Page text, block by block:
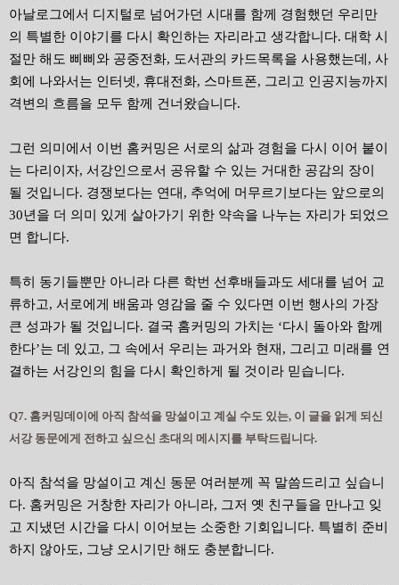
아날로그에서 디지털로 넘어가던 시대를 함께 경험했던 우리만
의 특별한 이야기를 다시 확인하는 자리라고 생각합니다. 대학 시
절만 해도 삐삐와 공중전화, 도서관의 카드목록을 사용했는데, 사
회에 나와서는 인터넷, 휴대전화, 스마트폰, 그리고 인공지능까지
격변의 흐름을 모두 함께 건너왔습니다.
그런 의미에서 이번 홈커밍은 서로의 삶과 경험을 다시 이어 붙이
는 다리이자, 서강인으로서 공유할 수 있는 거대한 공감의 장이
될 것입니다. 경쟁보다는 연대, 추억에 머무르기보다는 앞으로의
30년을 더 의미 있게 살아가기 위한 약속을 나누는 자리가 되었으
면 합니다.
특히 동기들뿐만 아니라 다른 학번 선후배들과도 세대를 넘어 교
류하고, 서로에게 배움과 영감을 줄 수 있다면 이번 행사의 가장
큰 성과가 될 것입니다. 결국 홈커밍의 가치는 ‘다시 돌아와 함께
한다’는 데 있고, 그 속에서 우리는 과거와 현재, 그리고 미래를 연
결하는 서강인의 힘을 다시 확인하게 될 것이라 믿습니다.
Q7. 홈커밍데이에 아직 참석을 망설이고 계실 수도 있는, 이 글을 읽게 되신
서강 동문에게 전하고 싶으신 초대의 메시지를 부탁드립니다.
아직 참석을 망설이고 계신 동문 여러분께 꼭 말씀드리고 싶습니
다. 홈커밍은 거창한 자리가 아니라, 그저 옛 친구들을 만나고 잊
고 지냈던 시간을 다시 이어보는 소중한 기회입니다. 특별히 준비
하지 않아도, 그냥 오시기만 해도 충분합니다.